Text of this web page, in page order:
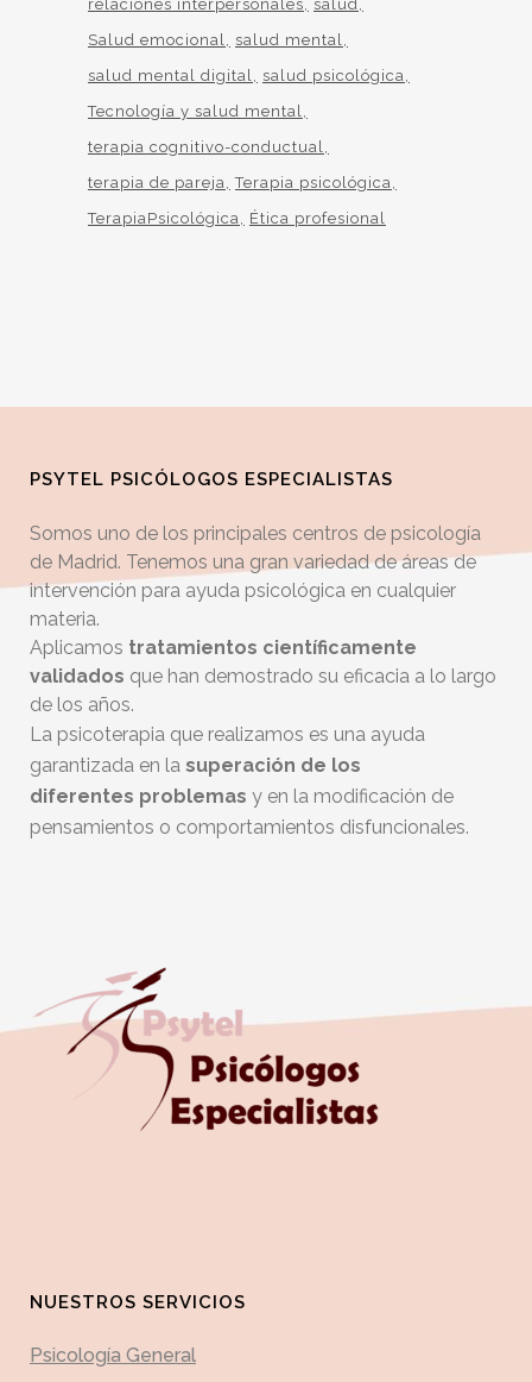
relaciones interpersonales
salud
Salud emocional
salud mental
salud mental digital
salud psicológica
Tecnología y salud mental
terapia cognitivo-conductual
terapia de pareja Terapia psicológica
TerapiaPsicológica
Ética profesional
PSYTEL PSICÓLOGOS ESPECIALISTAS
Somos uno de los principales centros de psicología
de Madrid. Tenemos una gran variedad de áreas de
intervención para ayuda psicológica en cualquier
materia.
Aplicamos tratamientos científicamente
validados que han demostrado su eficacia a lo largo
de los años.
La psicoterapia que realizamos es una ayuda
garantizada en la superación de los
diferentes problemas y en la modificación de
pensamientos o comportamientos disfuncionales.
NUESTROS SERVICIOS
Psicología General